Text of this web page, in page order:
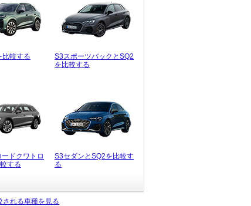
比較する
S3スポーツバックとSQ2
を比較する
ドクワトロ
する
S3セダンとSQ2を比較す
る
される車種を見る